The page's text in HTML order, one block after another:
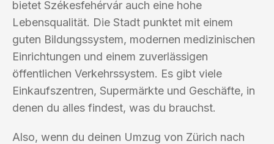
bietet Székesfehérvár auch eine hohe
Lebensqualität. Die Stadt punktet mit einem
guten Bildungssystem, modernen medizinischen
Einrichtungen und einem zuverlässigen
öffentlichen Verkehrssystem. Es gibt viele
Einkaufszentren, Supermärkte und Geschäfte, in
denen du alles findest, was du brauchst.
Also, wenn du deinen Umzug von Zürich nach